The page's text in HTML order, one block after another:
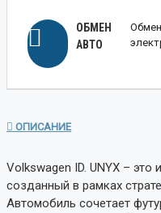
ОБМЕН
АВТО
ОПИСАНИЕ
Volkswagen ID. UNYX –
созданный в рамках
Автомобиль сочетает